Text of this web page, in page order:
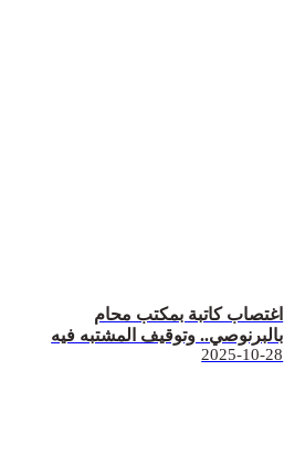
اغتصاب كاتبة بمكتب محام
بالبرنوصي.. وتوقيف المشتبه فيه
2025-10-28